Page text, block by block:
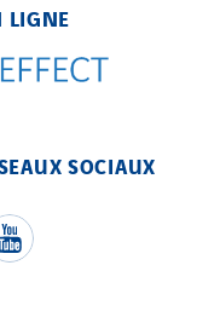
LIGNE
SOCIAUX